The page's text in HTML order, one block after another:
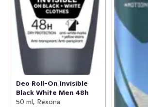
Deo Roll-On Invisible
Black White Men 48h
50 ml, Rexona